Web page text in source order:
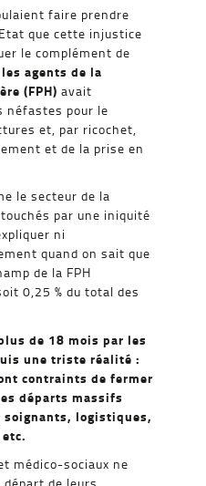
faire prendre
que cette injustice
le complément de
les agents de la
(FPH)avait
néfastes pour le
et, par ricochet,
et de la prise en
le secteur de la
par une iniquité
ni
quand on sait que
de la FPH
0,25 % du total des
de 18 mois par les
une triste réalité :
contraints de fermer
départs massifs
logistiques,
médico-sociaux ne